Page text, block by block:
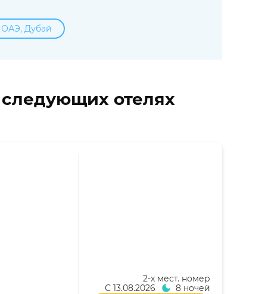
ОАЭ, Дубай
следующих отелях
2-x мест. номер
С 13.08.2026 8 ночей